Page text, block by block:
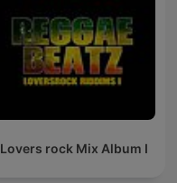
Lovers rock Mix Album I